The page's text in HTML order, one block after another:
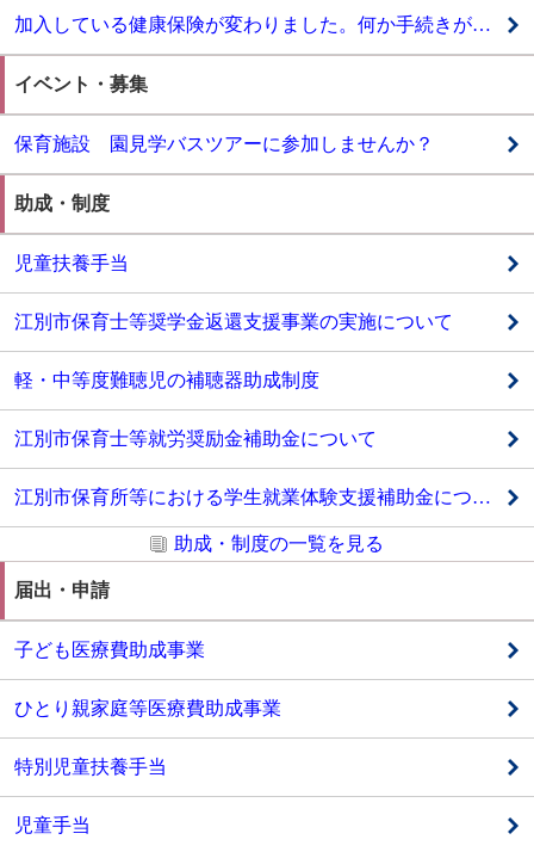
加入している健康保険が変わりました。何か手続きが必要ですか
イベント・募集
保育施設 園見学バスツアーに参加しませんか？
助成・制度
児童扶養手当
江別市保育士等奨学金返還支援事業の実施について
軽・中等度難聴児の補聴器助成制度
江別市保育士等就労奨励金補助金について
江別市保育所等における学生就業体験支援補助金について
助成・制度の一覧を見る
届出・申請
子ども医療費助成事業
ひとり親家庭等医療費助成事業
特別児童扶養手当
児童手当